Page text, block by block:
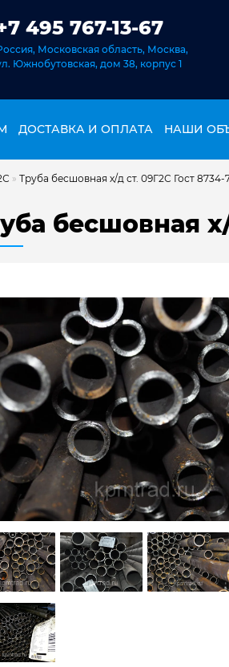
495 767-13-67
Московская область, Москва,
Южнобутовская, дом 38, корпус 1
ДОСТАВКА И ОПЛАТА НАШИ
» Труба бесшовная х/д ст. 09Г2С Гост 8734-
бесшовная